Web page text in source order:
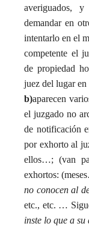
averiguados,
demandar en
intentarlo en el
competente el
de propiedad
juez del lugar
b)aparecen
el juzgado no
de notificación
por exhorto al
ellos…; (van
exhortos:
no conocen al
etc., etc. …
inste lo que a su